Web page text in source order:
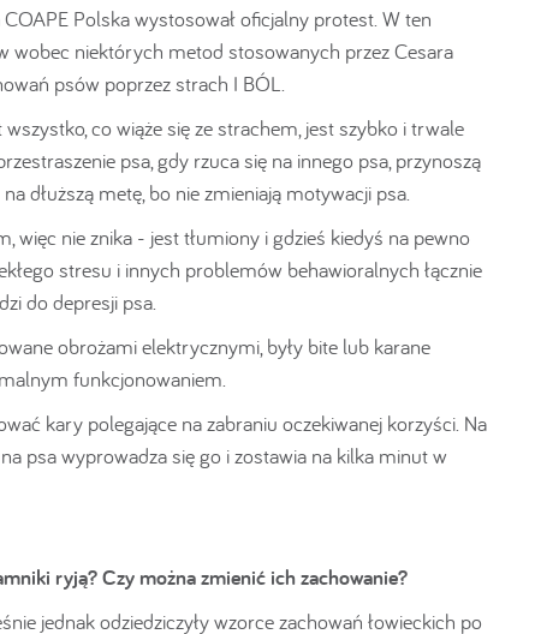
Polska wystosował oficjalny protest. W ten
niektórych metod stosowanych przez Cesara
psów poprzez strach I BÓL.
co wiąże się ze strachem, jest szybko i trwale
psa, gdy rzuca się na innego psa, przynoszą
dłuższą metę, bo nie zmieniają motywacji psa.
nie znika - jest tłumiony i gdzieś kiedyś na pewno
stresu i innych problemów behawioralnych łącznie
do depresji psa.
obrożami elektrycznymi, były bite lub karane
funkcjonowaniem.
kary polegające na zabraniu oczekiwanej korzyści. Na
psa wyprowadza się go i zostawia na kilka minut w
ryją? Czy można zmienić ich zachowanie?
jednak odziedziczyły wzorce zachowań łowieckich po